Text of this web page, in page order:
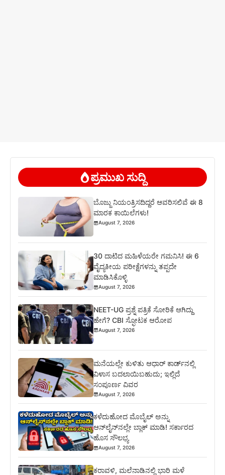
ಪ್ರಮುಖ ಸುದ್ದಿ
ಬೊಜ್ಜು ನಿಯಂತ್ರಿಸದಿದ್ದರೆ ಆವರಿಸಲಿವೆ ಈ 8
ಮಾರಕ ಕಾಯಿಲೆಗಳು!
August 7, 2026
30 ದಾಟಿದ ಮಹಿಳೆಯರೇ ಗಮನಿಸಿ! ಈ 6
ವೈದ್ಯಕೀಯ ಪರೀಕ್ಷೆಗಳನ್ನು ತಪ್ಪದೇ
ಮಾಡಿಸಿಕೊಳ್ಳಿ
August 7, 2026
NEET-UG ಪ್ರಶ್ನೆ ಪತ್ರಿಕೆ ಸೋರಿಕೆ ಆಗಿದ್ದು
ಹೇಗೆ? CBI ಸ್ಫೋಟಕ ಆರೋಪ
August 7, 2026
ಮನೆಯಲ್ಲೇ ಕುಳಿತು ಆಧಾರ್ ಕಾರ್ಡ್‌ನಲ್ಲಿ
ವಿಳಾಸ ಬದಲಾಯಿಬಹುದು; ಇಲ್ಲಿದೆ
ಸಂಪೂರ್ಣ ವಿವರ
August 7, 2026
ಕಳೆದುಹೋದ ಮೊಬೈಲ್ ಅನ್ನು
ಆನ್‌ಲೈನ್‌ನಲ್ಲೇ ಬ್ಲಾಕ್ ಮಾಡಿ! ಸರ್ಕಾರದ
ಹೊಸ ಸೌಲಭ್ಯ
August 7, 2026
ಕರಾವಳಿ, ಮಲೆನಾಡಿನಲ್ಲಿ ಭಾರಿ ಮಳೆ